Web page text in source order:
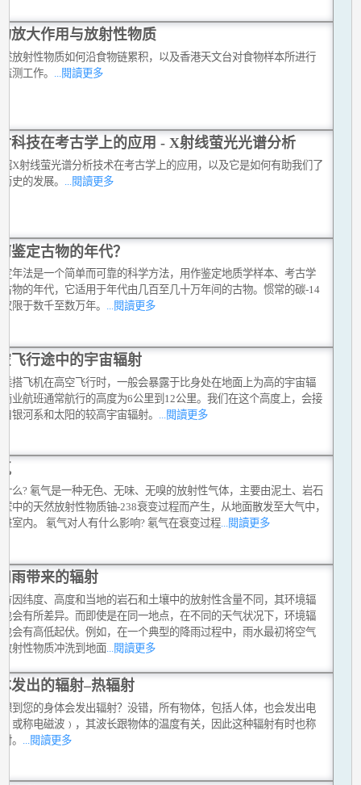
放大作用与放射性物质
放射性物质如何沿食物链累积，以及香港天文台对食物样本所进行
测工作。
...閱讀更多
科技在考古学上的应用 - X射线萤光光谱分析
X射线萤光谱分析技术在考古学上的应用，以及它是如何有助我们了
史的发展。
...閱讀更多
鉴定古物的年代？
年法是一个简单而可靠的科学方法，用作鉴定地质学样本、考古学
物的年代，它适用于年代由几百至几十万年间的古物。惯常的碳-14
限于数千至数万年。 ...閱讀更多
飞行途中的宇宙辐射
搭飞机在高空飞行时，一般会暴露于比身处在地面上为高的宇宙辐
业航班通常航行的高度为6公里到12公里。我们在这个高度上，会接
银河系和太阳的较高宇宙辐射。
...閱讀更多
么? 氡气是一种无色、无味、无嗅的放射性气体，主要由泥土、岩石
中的天然放射性物质铀-238衰变过程而产生，从地面散发至大气中，
室内。 氡气对人有什么影响? 氡气在衰变过程...閱讀更多
雨带来的辐射
因纬度、高度和当地的岩石和土壤中的放射性含量不同，其环境辐
会有所差异。而即使是在同一地点，在不同的天气状况下，环境辐
会有高低起伏。例如，在一个典型的降雨过程中，雨水最初将空气
射性物质冲洗到地面 ...閱讀更多
发出的辐射–热辐射
到您的身体会发出辐射？没错，所有物体，包括人体，也会发出电
或称电磁波﹚，其波长跟物体的温度有关，因此这种辐射有时也称
。
...閱讀更多